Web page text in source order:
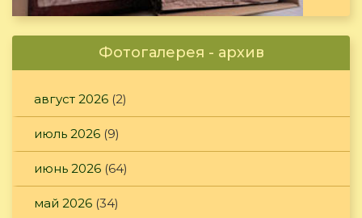
Фотогалерея - архив
август 2026 (2)
июль 2026 (9)
июнь 2026 (64)
май 2026 (34)